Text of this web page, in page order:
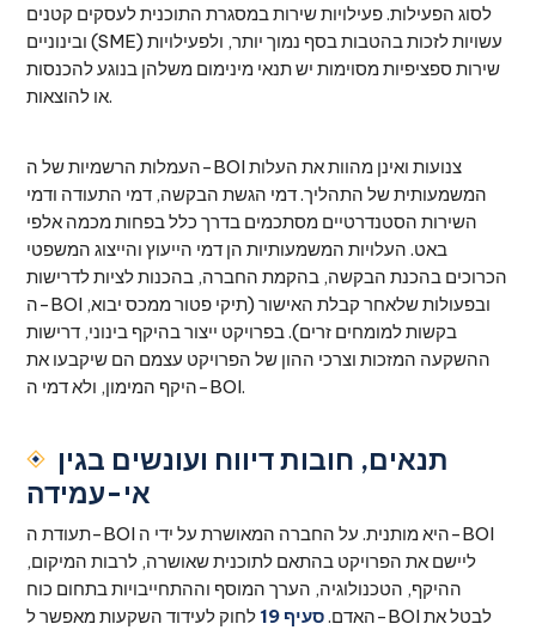
לסוג הפעילות. פעילויות שירות במסגרת התוכנית לעסקים קטנים
ובינוניים (SME) עשויות לזכות בהטבות בסף נמוך יותר, ולפעילויות
שירות ספציפיות מסוימות יש תנאי מינימום משלהן בנוגע להכנסות
או להוצאות.
העמלות הרשמיות של ה-BOI צנועות ואינן מהוות את העלות
המשמעותית של התהליך. דמי הגשת הבקשה, דמי התעודה ודמי
השירות הסטנדרטיים מסתכמים בדרך כלל בפחות מכמה אלפי
באט. העלויות המשמעותיות הן דמי הייעוץ והייצוג המשפטי
הכרוכים בהכנת הבקשה, בהקמת החברה, בהכנות לציות לדרישות
ה-BOI ובפעולות שלאחר קבלת האישור (תיקי פטור ממכס יבוא,
בקשות למומחים זרים). בפרויקט ייצור בהיקף בינוני, דרישות
ההשקעה המזכות וצרכי ההון של הפרויקט עצמם הם שיקבעו את
היקף המימון, ולא דמי ה-BOI.
תנאים, חובות דיווח ועונשים בגין
אי-עמידה
תעודת ה-BOI היא מותנית. על החברה המאושרת על ידי ה-BOI
ליישם את הפרויקט בהתאם לתוכנית שאושרה, לרבות המיקום,
ההיקף, הטכנולוגיה, הערך המוסף וההתחייבויות בתחום כוח
האדם.סעיף 19
לחוק לעידוד השקעות מאפשר ל-BOI לבטל את